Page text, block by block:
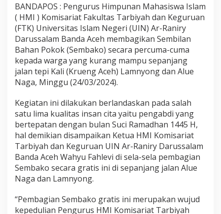
BANDAPOS : Pengurus Himpunan Mahasiswa Islam
( HMI ) Komisariat Fakultas Tarbiyah dan Keguruan
(FTK) Universitas Islam Negeri (UIN) Ar-Raniry
Darussalam Banda Aceh membagikan Sembilan
Bahan Pokok (Sembako) secara percuma-cuma
kepada warga yang kurang mampu sepanjang
jalan tepi Kali (Krueng Aceh) Lamnyong dan Alue
Naga, Minggu (24/03/2024).
Kegiatan ini dilakukan berlandaskan pada salah
satu lima kualitas insan cita yaitu pengabdi yang
bertepatan dengan bulan Suci Ramadhan 1445 H,
hal demikian disampaikan Ketua HMI Komisariat
Tarbiyah dan Keguruan UIN Ar-Raniry Darussalam
Banda Aceh Wahyu Fahlevi di sela-sela pembagian
Sembako secara gratis ini di sepanjang jalan Alue
Naga dan Lamnyong.
“Pembagian Sembako gratis ini merupakan wujud
kepedulian Pengurus HMI Komisariat Tarbiyah